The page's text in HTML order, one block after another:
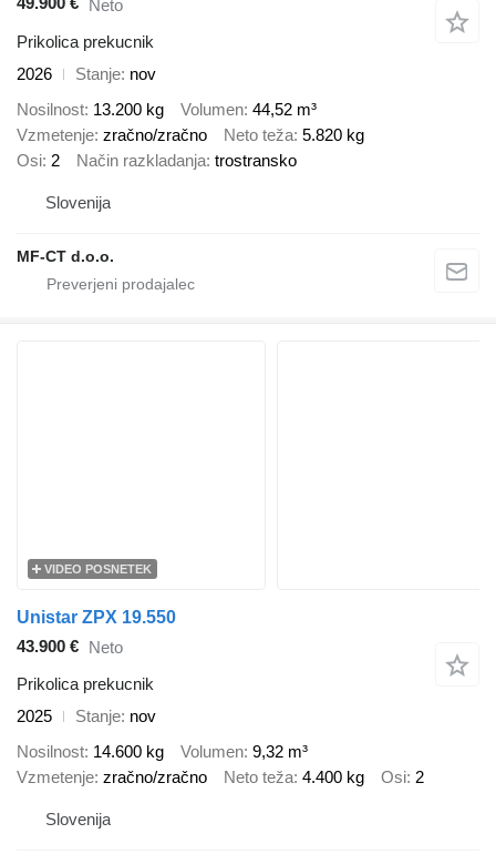
Neto
Prikolica prekucnik
2026
Stanje nov
Nosilnost 13.200 kg Volumen 44,52 m³
Vzmetenje zračno/zračno Neto teža 5.820 kg
Osi 2 Način razkladanja trostransko
Slovenija
MF-CT d.o.o.
VIDEO POSNETEK
Unistar ZPX 19.550
43.900 € Neto
Prikolica prekucnik
2025
Stanje nov
Nosilnost 14.600 kg Volumen 9,32 m³
Vzmetenje zračno/zračno Neto teža 4.400 kg Osi 2
Slovenija